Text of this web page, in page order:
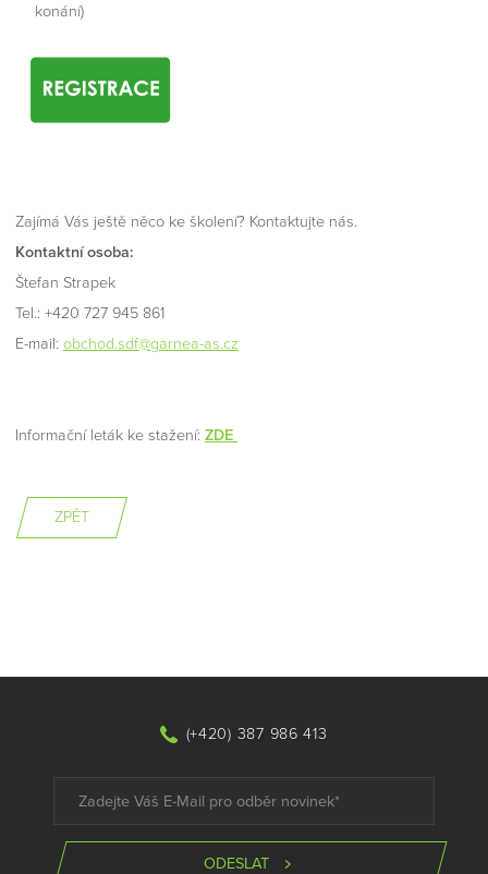
konání)
Zajímá Vás ještě něco ke školení? Kontaktujte nás.
Kontaktní osoba:
Štefan Strapek
Tel.: +420 727 945 861
E-mail: obchod.sdf@garnea-as.cz
Informační leták ke stažení: ZDE
ZPĚT
(+420) 387 986 413
ODESLAT